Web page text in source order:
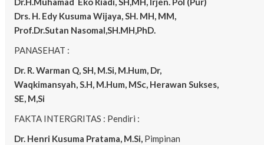
Drs. H. Edy Kusuma Wijaya, SH. MH, MM,
Prof.Dr.Sutan Nasomal,SH.MH,PhD.
PANASEHAT :
Dr. R. Warman Q, SH, M.Si, M.Hum, Dr,
Waqkimansyah, S.H, M.Hum, MSc, Herawan Sukses,
SE, M,Si
FAKTA INTERGRITAS : Pendiri :
Dr. Henri Kusuma Pratama, M.Si, Pimpinan